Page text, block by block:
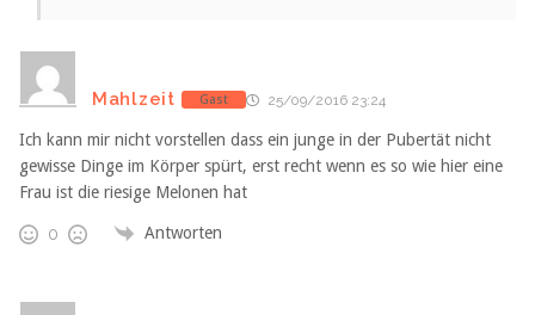
Mahlzeit Gast 25/09/2016 23:24
Ich kann mir nicht vorstellen dass ein junge in der Pubertät nicht
gewisse Dinge im Körper spürt, erst recht wenn es so wie hier eine
Frau ist die riesige Melonen hat
0 Antworten